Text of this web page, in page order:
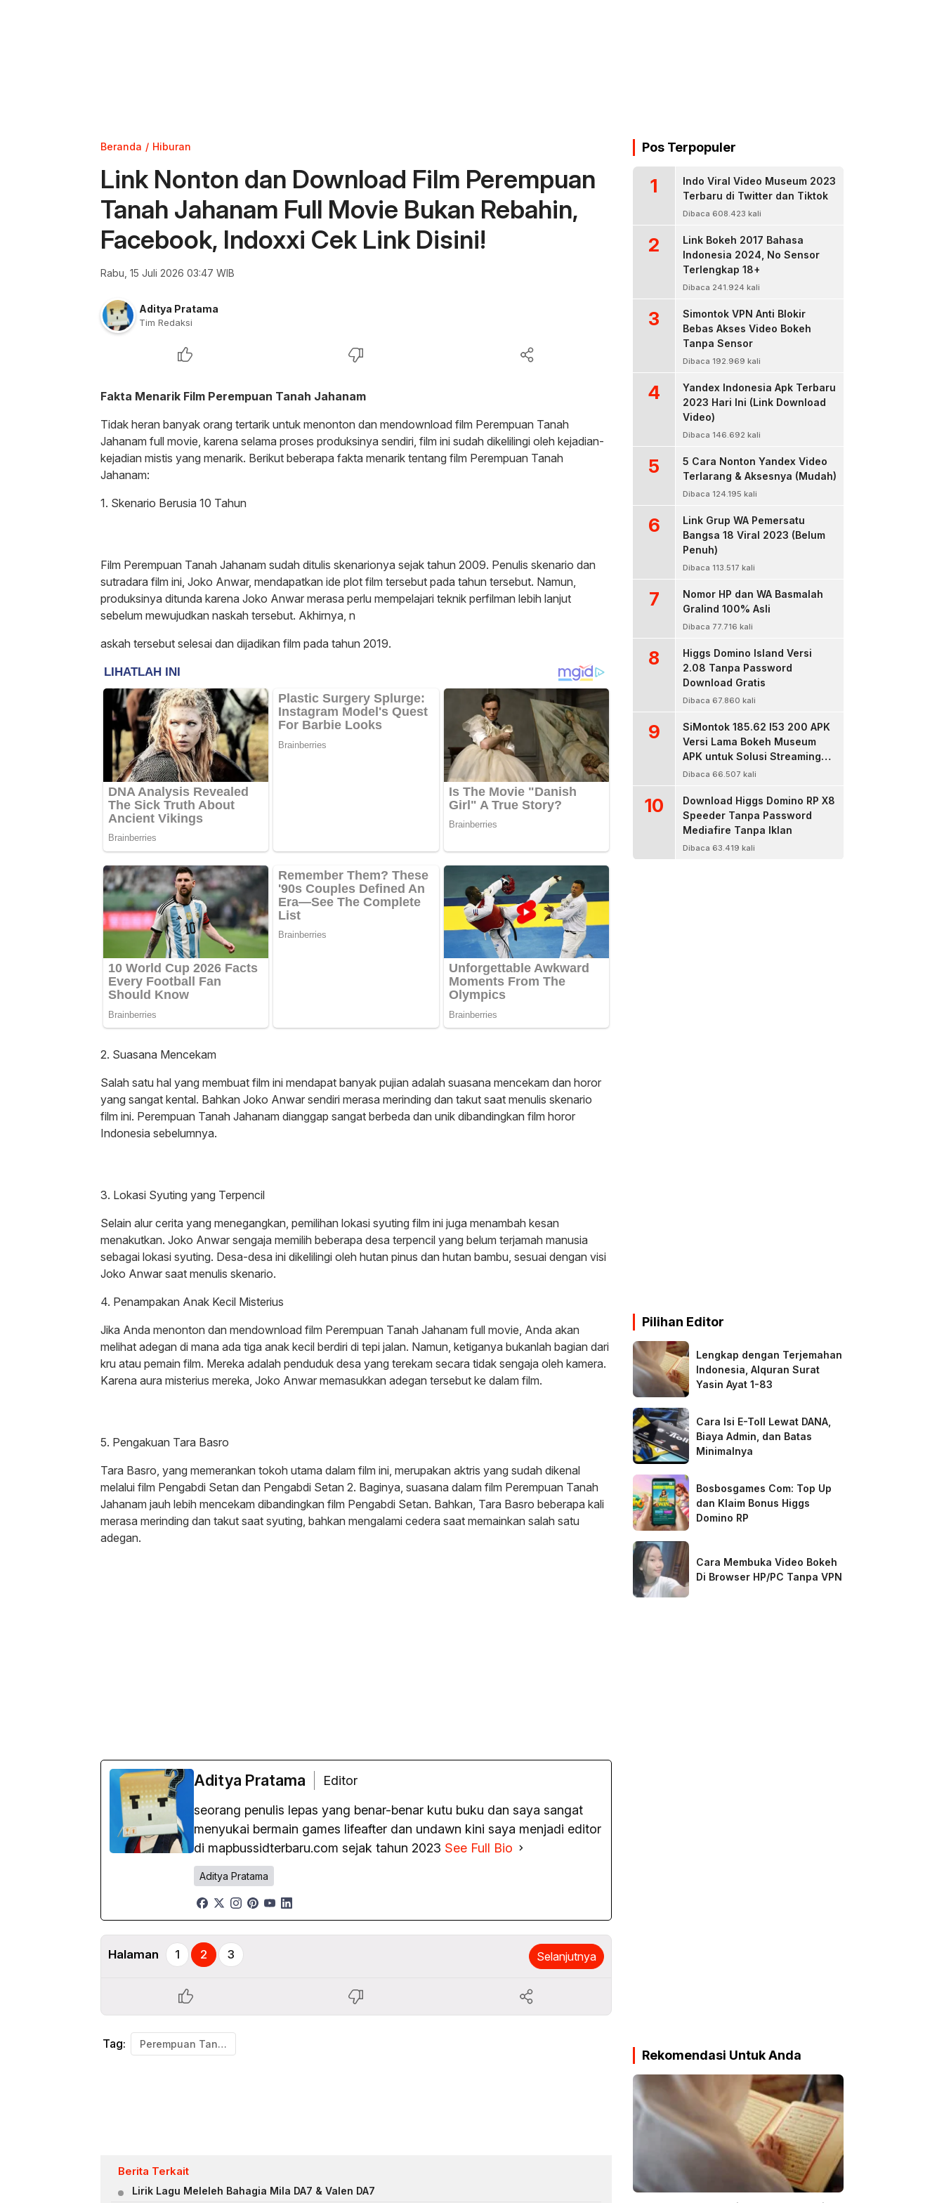
Beranda Hiburan
Link Nonton dan Download Film Perempuan
Tanah Jahanam Full Movie Bukan Rebahin,
Facebook, Indoxxi Cek Link Disini!
Rabu, 15 Juli 2026 03:47 WIB
Aditya Pratama
Tim Redaksi
Fakta Menarik Film Perempuan Tanah Jahanam
Tidak heran banyak orang tertarik untuk menonton dan mendownload film Perempuan Tanah
Jahanam full movie, karena selama proses produksinya sendiri, film ini sudah dikelilingi oleh kejadian-
kejadian mistis yang menarik. Berikut beberapa fakta menarik tentang film Perempuan Tanah
Jahanam:
1. Skenario Berusia 10 Tahun
Film Perempuan Tanah Jahanam sudah ditulis skenarionya sejak tahun 2009. Penulis skenario dan
sutradara film ini, Joko Anwar, mendapatkan ide plot film tersebut pada tahun tersebut. Namun,
produksinya ditunda karena Joko Anwar merasa perlu mempelajari teknik perfilman lebih lanjut
sebelum mewujudkan naskah tersebut. Akhirnya, n
askah tersebut selesai dan dijadikan film pada tahun 2019.
2. Suasana Mencekam
Salah satu hal yang membuat film ini mendapat banyak pujian adalah suasana mencekam dan horor
yang sangat kental. Bahkan Joko Anwar sendiri merasa merinding dan takut saat menulis skenario
film ini. Perempuan Tanah Jahanam dianggap sangat berbeda dan unik dibandingkan film horor
Indonesia sebelumnya.
3. Lokasi Syuting yang Terpencil
Selain alur cerita yang menegangkan, pemilihan lokasi syuting film ini juga menambah kesan
menakutkan. Joko Anwar sengaja memilih beberapa desa terpencil yang belum terjamah manusia
sebagai lokasi syuting. Desa-desa ini dikelilingi oleh hutan pinus dan hutan bambu, sesuai dengan visi
Joko Anwar saat menulis skenario.
4. Penampakan Anak Kecil Misterius
Jika Anda menonton dan mendownload film Perempuan Tanah Jahanam full movie, Anda akan
melihat adegan di mana ada tiga anak kecil berdiri di tepi jalan. Namun, ketiganya bukanlah bagian dari
kru atau pemain film. Mereka adalah penduduk desa yang terekam secara tidak sengaja oleh kamera.
Karena aura misterius mereka, Joko Anwar memasukkan adegan tersebut ke dalam film.
5. Pengakuan Tara Basro
Tara Basro, yang memerankan tokoh utama dalam film ini, merupakan aktris yang sudah dikenal
melalui film Pengabdi Setan dan Pengabdi Setan 2. Baginya, suasana dalam film Perempuan Tanah
Jahanam jauh lebih mencekam dibandingkan film Pengabdi Setan. Bahkan, Tara Basro beberapa kali
merasa merinding dan takut saat syuting, bahkan mengalami cedera saat memainkan salah satu
adegan.
Aditya Pratama
Editor
seorang penulis lepas yang benar-benar kutu buku dan saya sangat
menyukai bermain games lifeafter dan undawn kini saya menjadi editor
di mapbussidterbaru.com sejak tahun 2023 See Full Bio
Aditya Pratama
Halaman 1 2 3 Selanjutnya
Tag: Perempuan Tanah Jahanam
Berita Terkait
Lirik Lagu Meleleh Bahagia Mila DA7 & Valen DA7
Pos Terpopuler
1
Indo Viral Video Museum 2023
Terbaru di Twitter dan Tiktok
Dibaca 608.423 kali
2
Link Bokeh 2017 Bahasa
Indonesia 2024, No Sensor
Terlengkap 18+
Dibaca 241.924 kali
3
Simontok VPN Anti Blokir
Bebas Akses Video Bokeh
Tanpa Sensor
Dibaca 192.969 kali
4
Yandex Indonesia Apk Terbaru
2023 Hari Ini (Link Download
Video)
Dibaca 146.692 kali
5
5 Cara Nonton Yandex Video
Terlarang & Aksesnya (Mudah)
Dibaca 124.195 kali
6
Link Grup WA Pemersatu
Bangsa 18 Viral 2023 (Belum
Penuh)
Dibaca 113.517 kali
7
Nomor HP dan WA Basmalah
Gralind 100% Asli
Dibaca 77.716 kali
8
Higgs Domino Island Versi
2.08 Tanpa Password
Download Gratis
Dibaca 67.860 kali
9
SiMontok 185.62 l53 200 APK
Versi Lama Bokeh Museum
APK untuk Solusi Streaming
Video Bokeh Tanpa Batas
Dibaca 66.507 kali
10
Download Higgs Domino RP X8
Speeder Tanpa Password
Mediafire Tanpa Iklan
Dibaca 63.419 kali
Pilihan Editor
Lengkap dengan Terjemahan
Indonesia, Alquran Surat
Yasin Ayat 1-83
Cara Isi E-Toll Lewat DANA,
Biaya Admin, dan Batas
Minimalnya
Bosbosgames Com: Top Up
dan Klaim Bonus Higgs
Domino RP
Cara Membuka Video Bokeh
Di Browser HP/PC Tanpa VPN
Rekomendasi Untuk Anda